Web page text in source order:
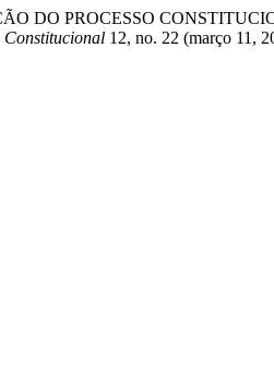
DO PROCESSO
Constitucional 12, no. 22 (março 11,